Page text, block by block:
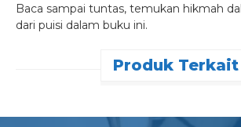
Baca sampai tuntas, temukan hikmah
dari puisi dalam buku ini.
Produk Terkait